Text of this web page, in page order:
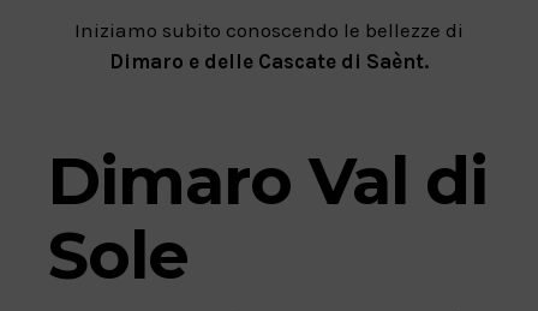
Iniziamo subito conoscendo le bellezze di
Dimaro e delle Cascate di Saènt.
Dimaro Val di
Sole